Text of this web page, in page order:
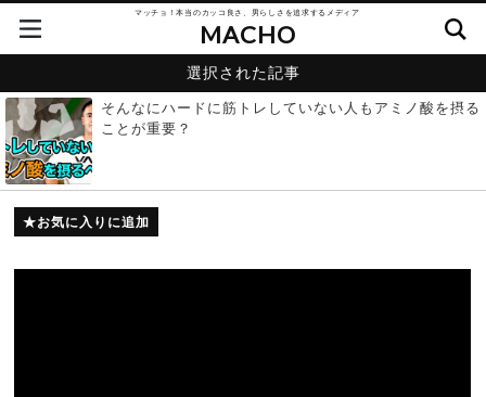
マッチョ！本当のカッコ良さ、男らしさを追求するメディア
MACHO
選択された記事
そんなにハードに筋トレしていない人もアミノ酸を摂る
ことが重要？
お気に入りに追加